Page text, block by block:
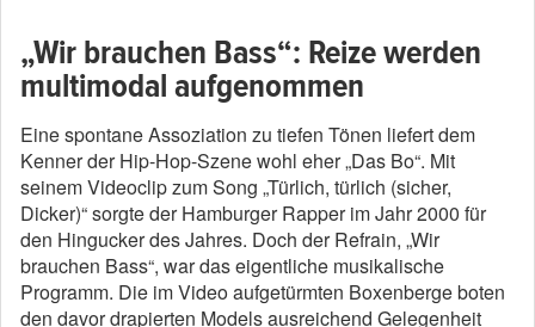
„Wir brauchen Bass“: Reize werden
multimodal aufgenommen
Eine spontane Assoziation zu tiefen Tönen liefert dem
Kenner der Hip-Hop-Szene wohl eher „Das Bo“. Mit
seinem Videoclip zum Song „Türlich, türlich (sicher,
Dicker)“ sorgte der Hamburger Rapper im Jahr 2000 für
den Hingucker des Jahres. Doch der Refrain, „Wir
brauchen Bass“, war das eigentliche musikalische
Programm. Die im Video aufgetürmten Boxenberge boten
den davor drapierten Models ausreichend Gelegenheit